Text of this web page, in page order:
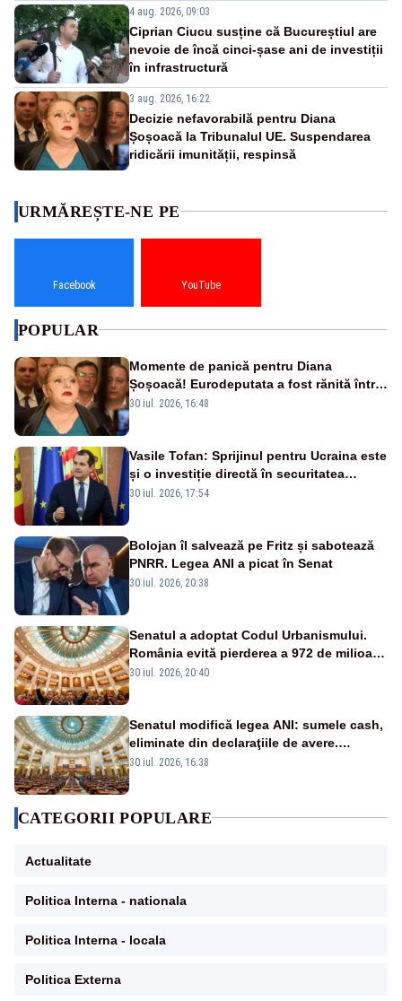
4 aug. 2026, 09:03
Ciprian Ciucu susține că Bucureștiul are
nevoie de încă cinci-șase ani de investiții
în infrastructură
3 aug. 2026, 16:22
Decizie nefavorabilă pentru Diana
Șoșoacă la Tribunalul UE. Suspendarea
ridicării imunității, respinsă
URMĂREȘTE-NE PE
Facebook YouTube
POPULAR
Momente de panică pentru Diana
Șoșoacă! Eurodeputata a fost rănită într-
un accident rutier
30 iul. 2026, 16:48
Vasile Tofan: Sprijinul pentru Ucraina este
și o investiție directă în securitatea
Republicii Moldova și a întregii regiuni
30 iul. 2026, 17:54
Bolojan îl salvează pe Fritz și sabotează
PNRR. Legea ANI a picat în Senat
30 iul. 2026, 20:38
Senatul a adoptat Codul Urbanismului.
România evită pierderea a 972 de milioane
de euro din PNRR
30 iul. 2026, 20:40
Senatul modifică legea ANI: sumele cash,
eliminate din declaraţiile de avere.
Amendament cu impact posibil asupra lui
30 iul. 2026, 16:38
CATEGORII POPULARE
Actualitate
Politica Interna - nationala
Politica Interna - locala
Politica Externa